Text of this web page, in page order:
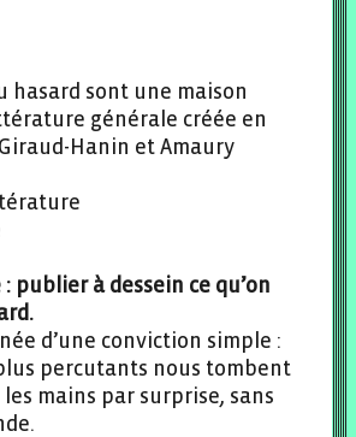
hasard sont une maison
générale créée en
Hanin et Amaury
publier à dessein ce qu’on
d’une conviction simple :
percutants nous tombent
mains par surprise, sans